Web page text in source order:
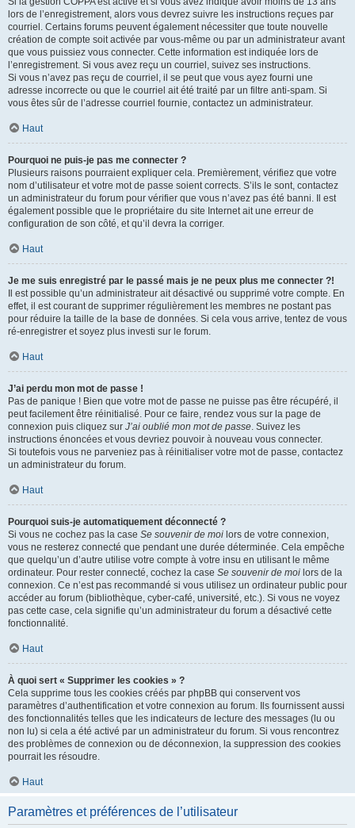
lors de l’enregistrement, alors vous devrez suivre les instructions reçues par
courriel. Certains forums peuvent également nécessiter que toute nouvelle
création de compte soit activée par vous-même ou par un administrateur avant
que vous puissiez vous connecter. Cette information est indiquée lors de
l’enregistrement. Si vous avez reçu un courriel, suivez ses instructions.
Si vous n’avez pas reçu de courriel, il se peut que vous ayez fourni une
adresse incorrecte ou que le courriel ait été traité par un filtre anti-spam. Si
vous êtes sûr de l’adresse courriel fournie, contactez un administrateur.
Haut
Pourquoi ne puis-je pas me connecter ?
Plusieurs raisons pourraient expliquer cela. Premièrement, vérifiez que votre
nom d’utilisateur et votre mot de passe soient corrects. S’ils le sont, contactez
un administrateur du forum pour vérifier que vous n’avez pas été banni. Il est
également possible que le propriétaire du site Internet ait une erreur de
configuration de son côté, et qu’il devra la corriger.
Haut
Je me suis enregistré par le passé mais je ne peux plus me connecter ?!
Il est possible qu’un administrateur ait désactivé ou supprimé votre compte. En
effet, il est courant de supprimer régulièrement les membres ne postant pas
pour réduire la taille de la base de données. Si cela vous arrive, tentez de vous
ré-enregistrer et soyez plus investi sur le forum.
Haut
J’ai perdu mon mot de passe !
Pas de panique ! Bien que votre mot de passe ne puisse pas être récupéré, il
peut facilement être réinitialisé. Pour ce faire, rendez vous sur la page de
connexion puis cliquez sur J’ai oublié mon mot de passe. Suivez les
instructions énoncées et vous devriez pouvoir à nouveau vous connecter.
Si toutefois vous ne parveniez pas à réinitialiser votre mot de passe, contactez
un administrateur du forum.
Haut
Pourquoi suis-je automatiquement déconnecté ?
Si vous ne cochez pas la case Se souvenir de moi lors de votre connexion,
vous ne resterez connecté que pendant une durée déterminée. Cela empêche
que quelqu’un d’autre utilise votre compte à votre insu en utilisant le même
ordinateur. Pour rester connecté, cochez la case Se souvenir de moi lors de la
connexion. Ce n’est pas recommandé si vous utilisez un ordinateur public pour
accéder au forum (bibliothèque, cyber-café, université, etc.). Si vous ne voyez
pas cette case, cela signifie qu’un administrateur du forum a désactivé cette
fonctionnalité.
Haut
À quoi sert « Supprimer les cookies » ?
Cela supprime tous les cookies créés par phpBB qui conservent vos
paramètres d’authentification et votre connexion au forum. Ils fournissent aussi
des fonctionnalités telles que les indicateurs de lecture des messages (lu ou
non lu) si cela a été activé par un administrateur du forum. Si vous rencontrez
des problèmes de connexion ou de déconnexion, la suppression des cookies
pourrait les résoudre.
Haut
Paramètres et préférences de l’utilisateur